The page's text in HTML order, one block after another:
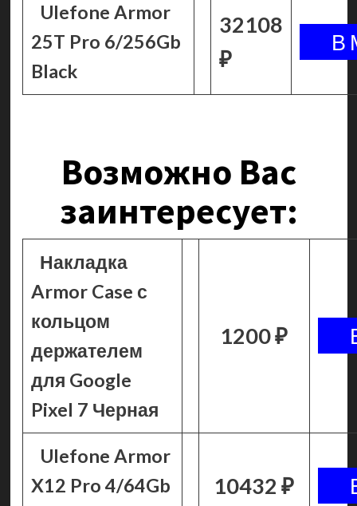
Ulefone Armor
25T Pro 6/256Gb
Black
32108
₽
Возможно Вас
заинтересует:
Накладка
Armor Case с
кольцом
держателем
для Google
Pixel 7 Черная
1200 ₽
Ulefone Armor
X12 Pro 4/64Gb
10432 ₽